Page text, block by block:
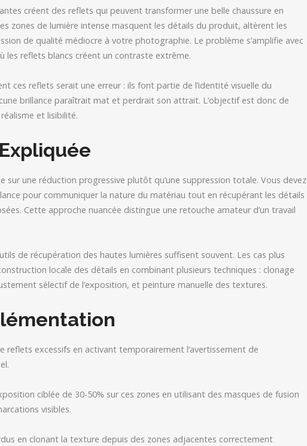
créent des reflets qui peuvent transformer une belle chaussure en
zones de lumière intense masquent les détails du produit, altèrent les
de qualité médiocre à votre photographie. Le problème s’amplifie avec
les reflets blancs créent un contraste extrême.
ces reflets serait une erreur : ils font partie de l’identité visuelle du
brillance paraîtrait mat et perdrait son attrait. L’objectif est donc de
et lisibilité.
sur une réduction progressive plutôt qu’une suppression totale. Vous devez
pour communiquer la nature du matériau tout en récupérant les détails
Cette approche nuancée distingue une retouche amateur d’un travail
de récupération des hautes lumières suffisent souvent. Les cas plus
locale des détails en combinant plusieurs techniques : clonage
sélectif de l’exposition, et peinture manuelle des textures.
reflets excessifs en activant temporairement l’avertissement de
ciblée de 30-50% sur ces zones en utilisant des masques de fusion
visibles.
en clonant la texture depuis des zones adjacentes correctement